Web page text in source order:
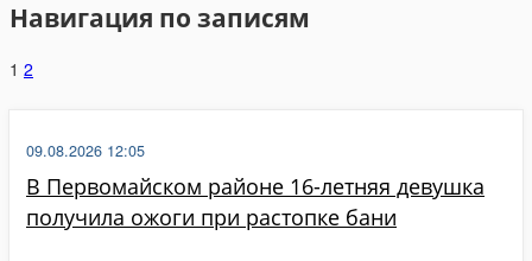
Навигация по записям
1 2
В Первомайском районе 16-летняя девушка
получила ожоги при растопке бани
09.08.2026 12:05